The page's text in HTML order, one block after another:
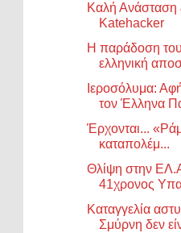
Καλή Ανάσταση
Katehacker
Η παράδοση
ελληνική
Ιεροσόλυμα:
τον Έλληνα
Έρχονται...
καταπολέμ...
Θλίψη στην
41χρονος
Καταγγελία
Σμύρνη δεν